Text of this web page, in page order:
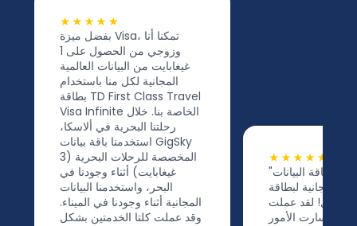
"لقد استفدنا من باقة البيانات
المجانية لبطاقة Visa Infinite!
لم نواجه أي مشاكل! لقد عملت
بشكل رائع وسارت الأمور